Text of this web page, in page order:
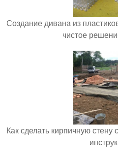
Создание дивана из
чистое
Как сделать кирпичную